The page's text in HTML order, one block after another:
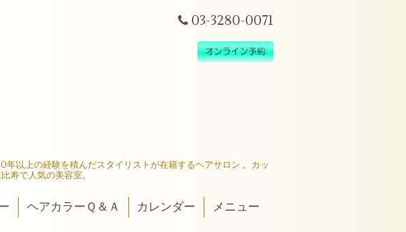
03-3280-0071
以上の経験を積んだスタイリストが在籍するヘアサロン 。カッ
寿で人気の美容室。
ヘアカラーＱ＆Ａ カレンダー
メニュー